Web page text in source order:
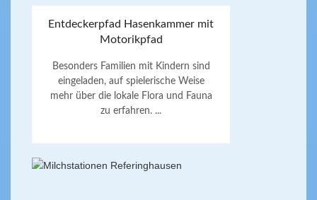
Entdeckerpfad Hasenkammer mit
Motorikpfad
Besonders Familien mit Kindern sind
eingeladen, auf spielerische Weise
mehr über die lokale Flora und Fauna
zu erfahren. ...